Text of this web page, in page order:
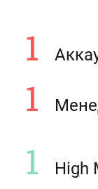
1
1
1 High